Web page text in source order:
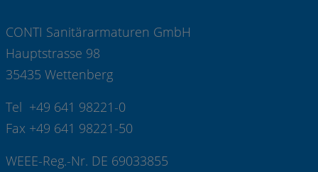
CONTI Sanitärarmaturen GmbH
Hauptstrasse 98
35435 Wettenberg
Tel +49 641 98221-0
Fax +49 641 98221-50
WEEE-Reg.-Nr. DE 69033855